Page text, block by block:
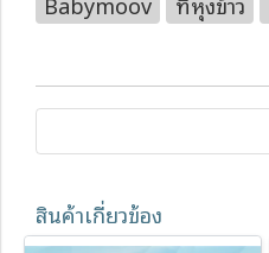
สินค้าเกี่ยวข้อง